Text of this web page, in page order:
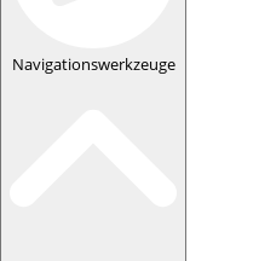
Navigationswerkzeuge